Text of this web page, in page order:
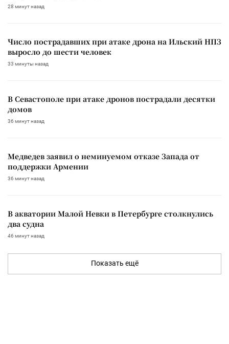
28 минут назад
Число пострадавших при атаке дрона на Ильский НПЗ
выросло до шести человек
33 минуты назад
В Севастополе при атаке дронов пострадали десятки
домов
36 минут назад
Медведев заявил о неминуемом отказе Запада от
поддержки Армении
36 минут назад
В акватории Малой Невки в Петербурге столкнулись
два судна
46 минут назад
Показать ещё